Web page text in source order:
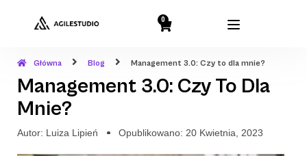
0
Główna Blog Management 3.0: Czy to dla mnie?
Management 3.0: Czy To Dla
Mnie?
Autor: Luiza Lipień Opublikowano: 20 Kwietnia, 2023